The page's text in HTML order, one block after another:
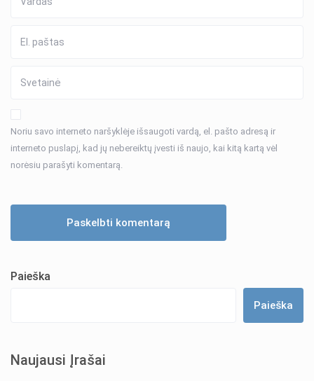
Noriu savo interneto naršyklėje išsaugoti vardą, el. pašto adresą ir
interneto puslapį, kad jų nebereiktų įvesti iš naujo, kai kitą kartą vėl
norėsiu parašyti komentarą.
Paieška
Paieška
Naujausi Įrašai